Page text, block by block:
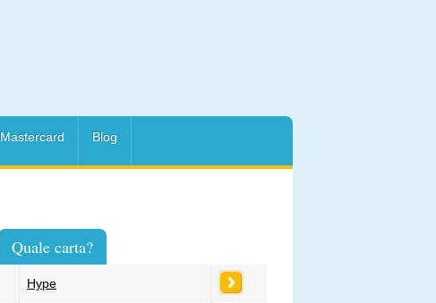
Mastercard Blog
Quale carta?
Hype